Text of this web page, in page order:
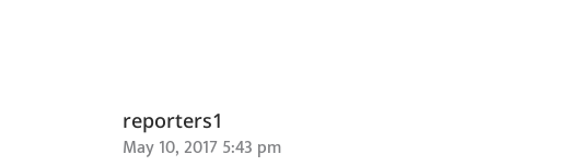
reporters1
May 10, 2017 5:43 pm